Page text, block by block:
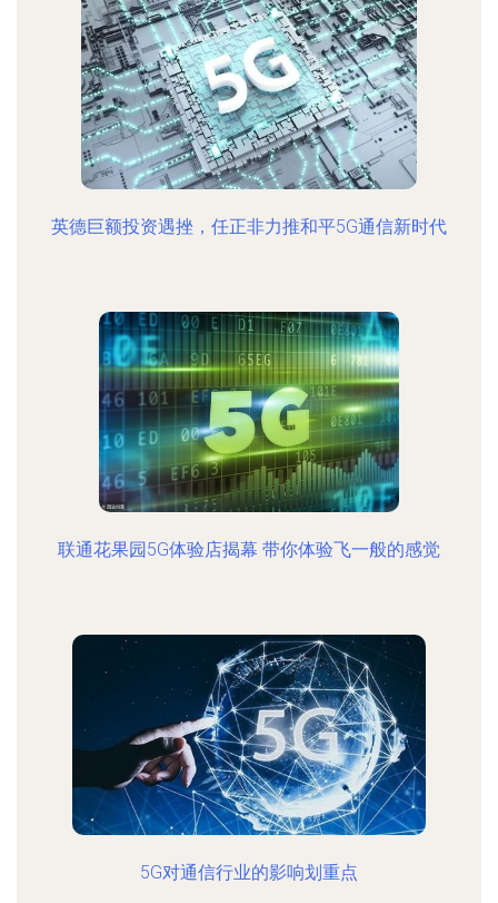
英德巨额投资遇挫，任正非力推和平5G通信新时代
联通花果园5G体验店揭幕 带你体验飞一般的感觉
5G对通信行业的影响划重点